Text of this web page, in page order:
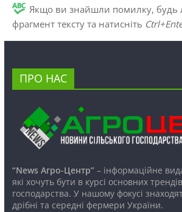
Якщо ви знайшли помилку, будь
фрагмент тексту та натисніть
ПРО НАС
“News Агро-Центр”– інформаційне
які хочуть бути в курсі основних
господарства. У нашому фокусі
дрібні та середні фермери України.